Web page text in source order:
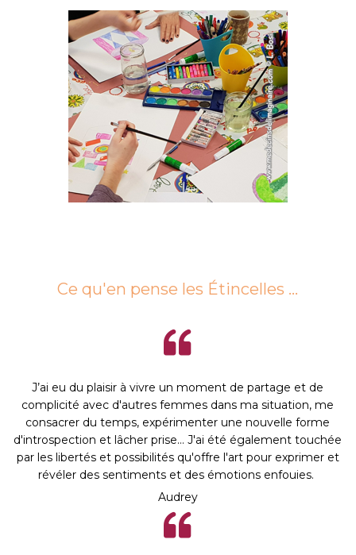
Ce qu'en pense les Étincelles ...
J’ai eu du plaisir à vivre un moment de partage et de
complicité avec d'autres femmes dans ma situation, me
consacrer du temps, expérimenter une nouvelle forme
d'introspection et lâcher prise… J'ai été également touchée
parles libertés et possibilités qu'offre l'art pour exprimer et
révéler des sentiments et des émotions enfouies.
Audrey